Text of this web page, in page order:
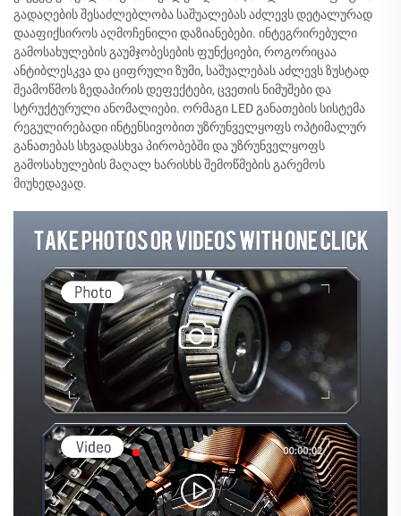
გადაღების შესაძლებლობა საშუალებას აძლევს დეტალურად
დააფიქსიროს აღმოჩენილი დაზიანებები. ინტეგრირებული
გამოსახულების გაუმჯობესების ფუნქციები, როგორიცაა
ანტიბლესკვა და ციფრული ზუმი, საშუალებას აძლევს ზუსტად
შეამოწმოს ზედაპირის დეფექტები, ცვეთის ნიმუშები და
სტრუქტურული ანომალიები. ორმაგი LED განათების სისტემა
რეგულირებადი ინტენსივობით უზრუნველყოფს ოპტიმალურ
განათებას სხვადასხვა პირობებში და უზრუნველყოფს
გამოსახულების მაღალ ხარისხს შემოწმების გარემოს
მიუხედავად.